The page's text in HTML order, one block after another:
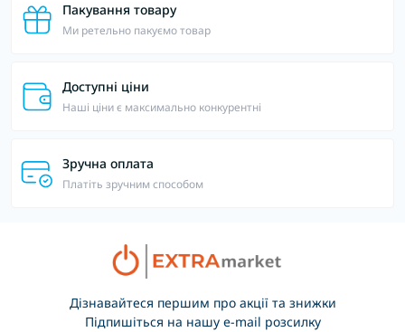
Пакування товару
Ми ретельно пакуємо товар
Доступні ціни
Наші ціни є максимально конкурентні
Зручна оплата
Платіть зручним способом
Дізнавайтеся першим про акції та знижки
Підпишіться на нашу e-mail розсилку